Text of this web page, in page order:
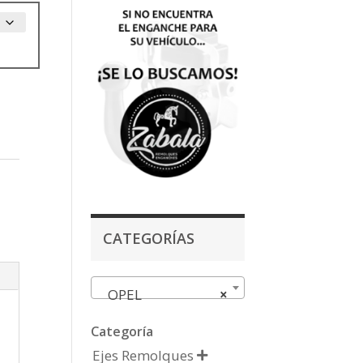
CATEGORÍAS
×
OPEL
Categoría
Ejes Remolques 